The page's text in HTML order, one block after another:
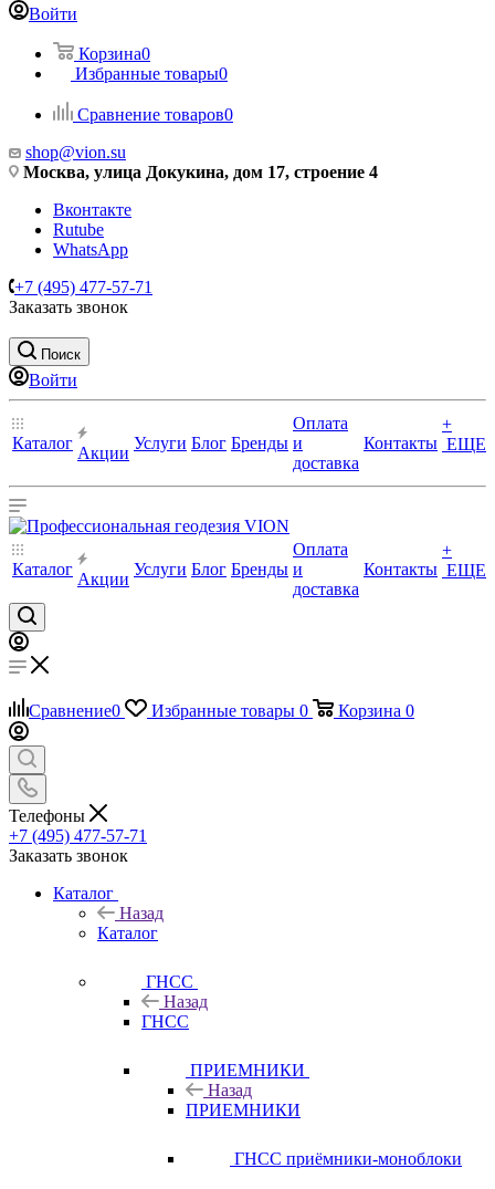
Войти
Корзина0
Избранные товары0
Сравнение товаров0
shop@vion.su
Москва, улица Докукина, дом 17, строение 4
Вконтакте
Rutube
WhatsApp
+7 (495) 477-57-71
Заказать звонок
Поиск
Войти
Каталог
Акции
Услуги Блог Бренды
Оплата
и
доставка
Контакты
+
ЕЩЕ
Каталог
Акции
Услуги Блог Бренды
Оплата
и
доставка
Контакты
+
ЕЩЕ
Сравнение0 Избранные товары 0 Корзина 0
Телефоны
+7 (495) 477-57-71
Заказать звонок
Каталог
Назад
Каталог
ГНСС
Назад
ГНСС
ПРИЕМНИКИ
Назад
ПРИЕМНИКИ
ГНСС приёмники-моноблоки